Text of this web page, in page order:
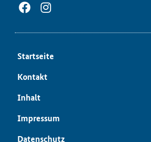
Start­sei­te
Kon­takt
In­halt
Im­pres­sum
Da­ten­schutz